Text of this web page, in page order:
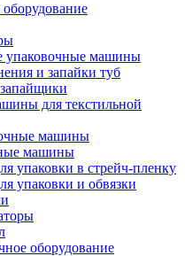
упаковочные машины
и запайки туб
для текстильной
машины
машины
упаковки в стрейч-пленку
упаковки и обвязки
оборудование